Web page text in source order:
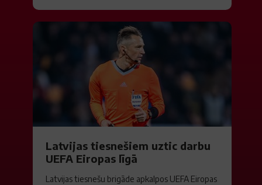
Latvijas tiesnešiem uztic darbu
UEFA Eiropas līgā
Latvijas tiesnešu brigāde apkalpos UEFA Eiropas